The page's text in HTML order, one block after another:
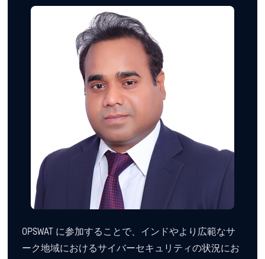
OPSWAT に参加することで、インドやより広範なサ
ーク地域におけるサイバーセキュリティの状況にお